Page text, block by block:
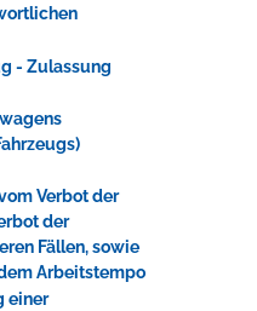
- Zulassung
Verbot der
der
Fällen, sowie
Arbeitstempo
einer